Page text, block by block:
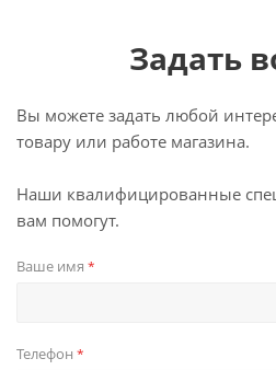
Задать
Вы можете задать любой
товару или работе магазина.
Наши квалифицированные
вам помогут.
Ваше имя *
Телефон *